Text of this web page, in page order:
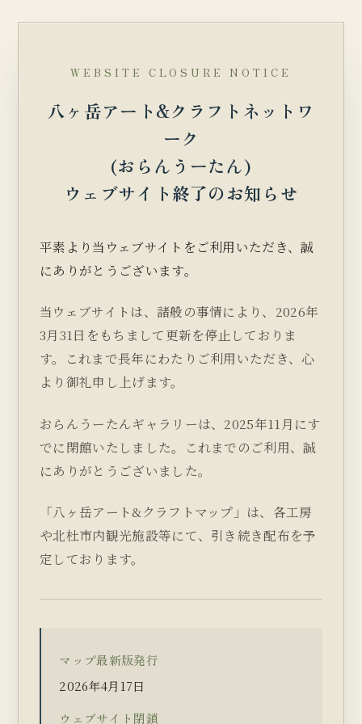
WEBSITE CLOSURE NOTICE
八ヶ岳アート&クラフトネットワ
ーク
(おらんうーたん)
ウェブサイト終了のお知らせ
平素より当ウェブサイトをご利用いただき、誠
にありがとうございます。
当ウェブサイトは、諸般の事情により、2026年
3月31日をもちまして更新を停止しておりま
す。これまで長年にわたりご利用いただき、心
より御礼申し上げます。
おらんうーたんギャラリーは、2025年11月にす
でに閉館いたしました。これまでのご利用、誠
にありがとうございました。
「八ヶ岳アート&クラフトマップ」は、各工房
や北杜市内観光施設等にて、引き続き配布を予
定しております。
マップ最新版発行
2026年4月17日
ウェブサイト閉鎖